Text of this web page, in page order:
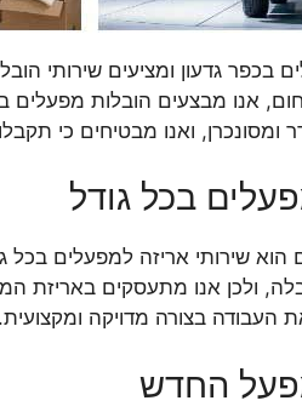
גדעון ומציעים שירותי
אנו מבצעים הובלות מפעלים
ואנו מבטיחים כי
בכל גודל
שירותי אריזה למפעלים בכל
ולכן אנו מתעסקים באריזת
העבודה בצורה מדויקה ומקצועית.
החדש